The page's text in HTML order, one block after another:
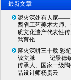
最新文章
泥火深处有人家——
西省工艺美术大师、
质文化遗产代表性传
武育伦
窑火深耕三十载 彩
续文脉 —— 记景德
传承人、国家一级陶
品设计师杨贵云